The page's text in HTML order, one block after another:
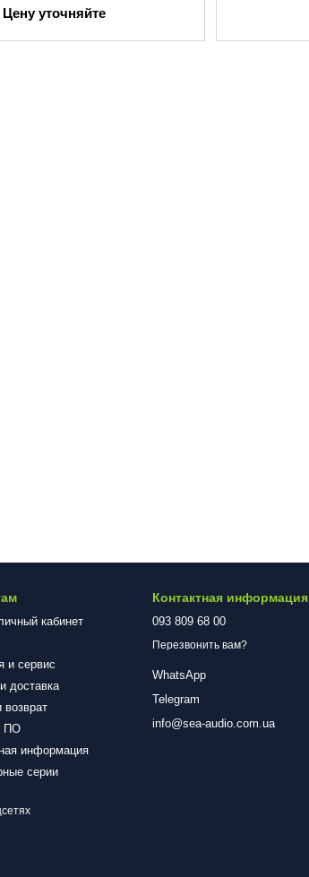
Цену уточняйте
кабинет
и сервис
доставка
ПО
информация
серии
Контактная информация
093 809 68 00
Перезвонить вам?
WhatsApp
Telegram
info@sea-audio.com.ua